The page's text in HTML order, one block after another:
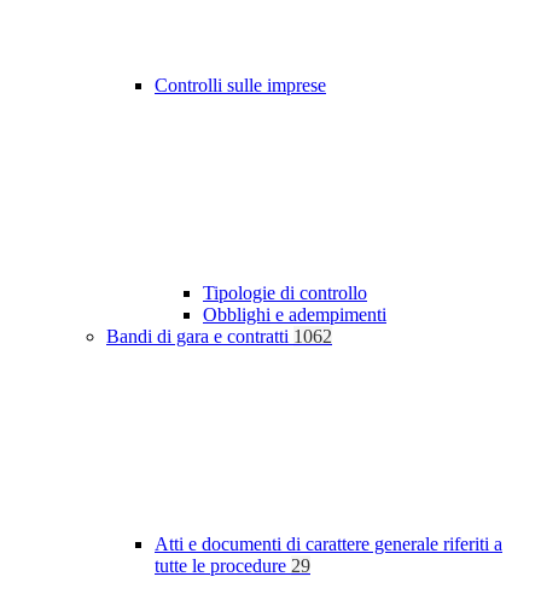
Controlli sulle imprese
Tipologie di controllo
Obblighi e adempimenti
Bandi di gara e contratti 1062
Atti e documenti di carattere generale riferiti a
tutte le procedure 29